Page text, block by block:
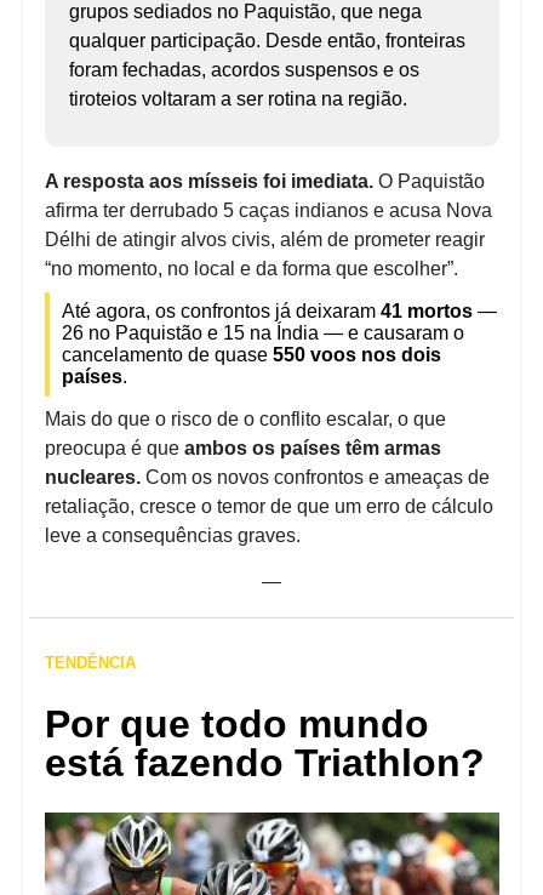
grupos sediados no Paquistão, que nega
qualquer participação. Desde então, fronteiras
foram fechadas, acordos suspensos e os
tiroteios voltaram a ser rotina na região.
A resposta aos mísseis foi imediata. O Paquistão
afirma ter derrubado 5 caças indianos e acusa Nova
Délhi de atingir alvos civis, além de prometer reagir
“no momento, no local e da forma que escolher”.
Até agora, os confrontos já deixaram 41 mortos—
26 no Paquistão e 15 na Índia — e causaram o
cancelamento de quase 550 voos nos dois
países.
Mais do que o risco de o conflito escalar, o que
preocupa é que ambos os países têm armas
nucleares.Com os novos confrontos e ameaças de
retaliação, cresce o temor de que um erro de cálculo
leve a consequências graves.
—
TENDÊNCIA
Por que todo mundo
está fazendo Triathlon?